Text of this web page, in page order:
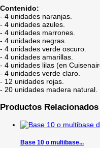
Contenido:
- 4 unidades naranjas.
- 4 unidades azules.
- 4 unidades marrones.
- 4 unidades negras.
- 4 unidades verde oscuro.
- 4 unidades amarillas.
- 4 unidades lilas (en
- 4 unidades verde claro.
- 12 unidades rojas.
- 20 unidades madera natural.
Productos Relacionados
Base 10 o multibase...